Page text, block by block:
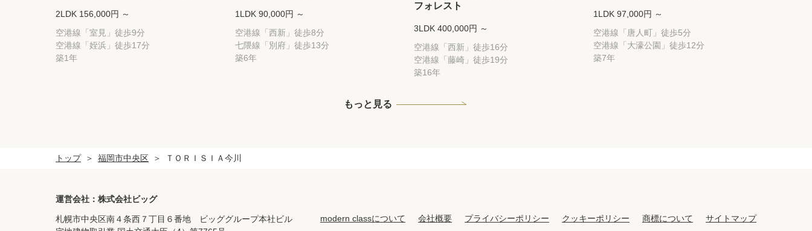
2LDK 156,000円 ～
空港線「室見」徒歩9分
空港線「姪浜」徒歩17分
築1年
1LDK 90,000円 ～
空港線「西新」徒歩8分
七隈線「別府」徒歩13分
築6年
フォレスト
3LDK 400,000円 ～
空港線「西新」徒歩16分
空港線「藤崎」徒歩19分
築16年
1LDK 97,000円 ～
空港線「唐人町」徒歩5分
空港線「大濠公園」徒歩12分
築7年
もっと見る
トップ 福岡市中央区 ＴＯＲＩＳＩＡ今川
運営会社：株式会社ビッグ
札幌市中央区南４条西７丁目６番地 ビッググループ本社ビル
modern classについて 会社概要 プライバシーポリシー クッキーポリシー 商標について サイトマップ